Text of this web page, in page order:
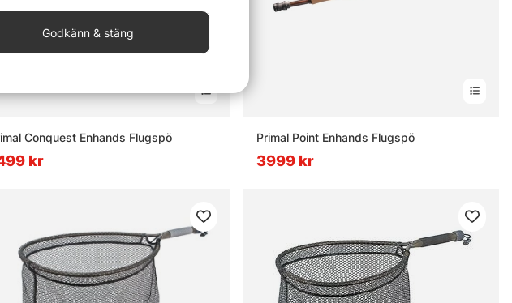
Conquest Enhands Flugspö
kr
Primal Point Enhands Flugspö
3999 kr
Godkänn & stäng